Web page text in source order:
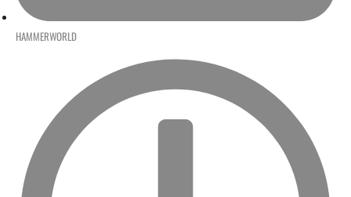
HAMMERWORLD